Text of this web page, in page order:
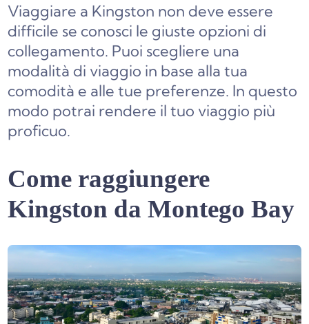
Viaggiare a Kingston non deve essere
difficile se conosci le giuste opzioni di
collegamento. Puoi scegliere una
modalità di viaggio in base alla tua
comodità e alle tue preferenze. In questo
modo potrai rendere il tuo viaggio più
proficuo.
Come raggiungere
Kingston da Montego Bay